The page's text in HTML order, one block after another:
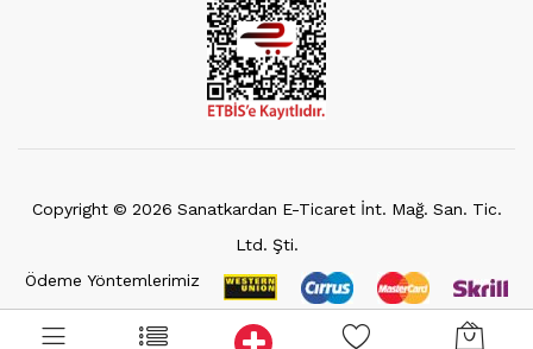
Copyright © 2026 Sanatkardan E-Ticaret İnt. Mağ. San. Tic.
Ltd. Şti.
Ödeme Yöntemlerimiz